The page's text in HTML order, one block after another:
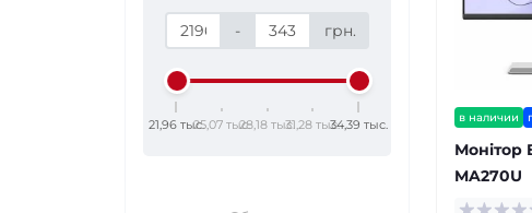
- грн.
21,96 тыс.25,07 тыс.28,18 тыс.31,28 тыс.34,39 тыс. в наличии
Монітор
MA270U